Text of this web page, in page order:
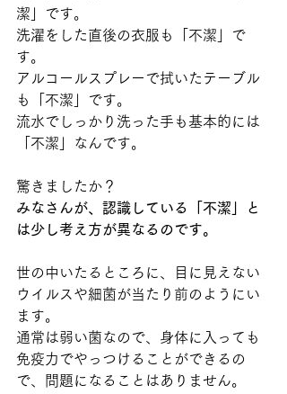
潔」です。
洗濯をした直後の衣服も「不潔」で
す。
アルコールスプレーで拭いたテーブル
も「不潔」です。
流水でしっかり洗った手も基本的には
「不潔」なんです。
驚きましたか？
みなさんが、認識している「不潔」と
は少し考え方が異なるのです。
世の中いたるところに、目に見えない
ウイルスや細菌が当たり前のようにい
ます。
通常は弱い菌なので、身体に入っても
免疫力でやっつけることができるの
で、問題になることはありません。